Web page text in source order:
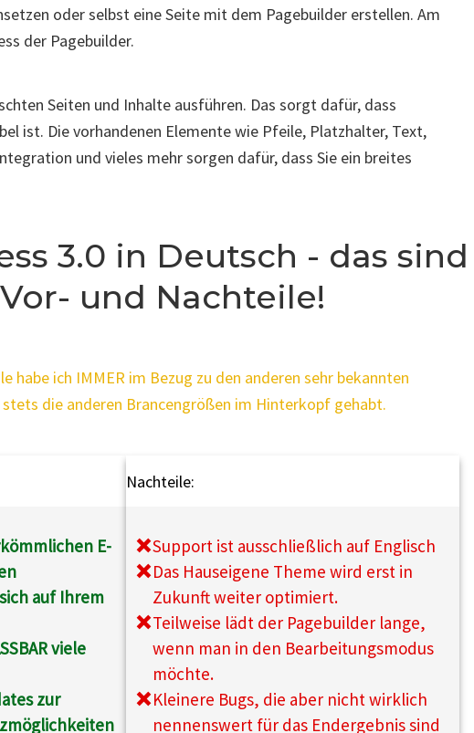
oder selbst eine Seite mit dem Pagebuilder erstellen. Am
der Pagebuilder.
Seiten und Inhalte ausführen. Das sorgt dafür, dass
ist. Die vorhandenen Elemente wie Pfeile, Platzhalter, Text,
und vieles mehr sorgen dafür, dass Sie ein breites
3.0 in Deutsch - das sind
und Nachteile!
habe ich IMMER im Bezug zu den anderen sehr bekannten
die anderen Brancengrößen im Hinterkopf gehabt.
E-
auf Ihrem
viele
zur
Nachteile:
Support ist ausschließlich auf Englisch
Das Hauseigene Theme wird erst in
Zukunft weiter optimiert.
Teilweise lädt der Pagebuilder lange,
wenn man in den Bearbeitungsmodus
möchte.
Kleinere Bugs, die aber nicht wirklich
nennenswert für das Endergebnis sind